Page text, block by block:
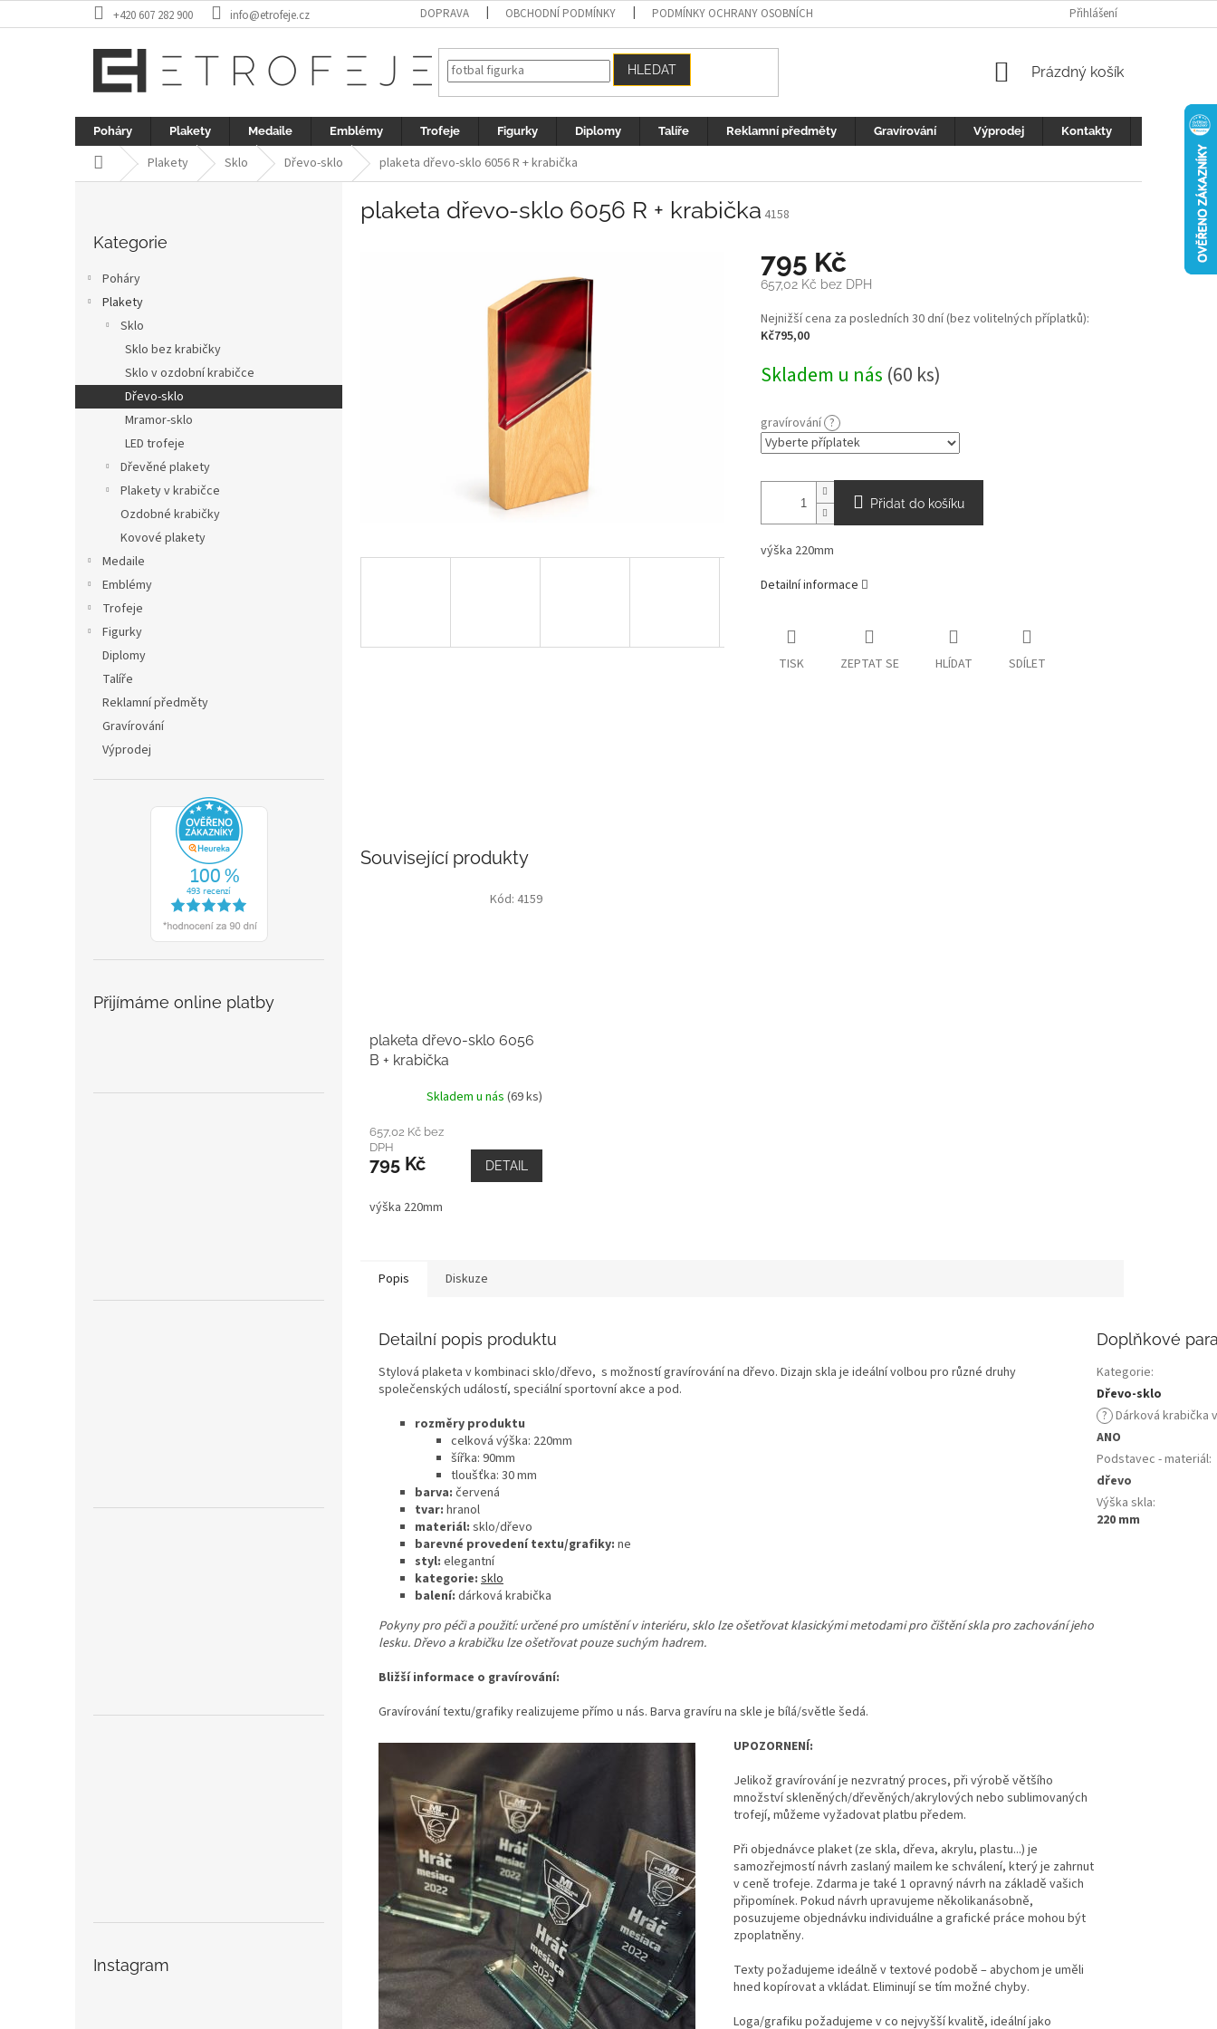
na
+420 607 282 900 info@etrofeje.cz DOPRAVA OBCHODNÍ PODMÍNKY PODMÍNKY OCHRANY OSOBNÍCH ÚDAJŮ REKLAMACE
Přihlášení
HLEDAT
NÁKUPNÍ
Prázdný košík
Poháry Plakety Medaile Emblémy Trofeje Figurky Diplomy Talíře Reklamní předměty Gravírování Výprodej Kontakty
Domů Plakety Sklo Dřevo-sklo plaketa dřevo-sklo 6056 R + krabička
a
n
kategorie
Kategorie
Poháry
Plakety
Sklo
Sklo bez krabičky
Sklo v ozdobní krabičce
Dřevo-sklo
Mramor-sklo
LED trofeje
Dřevěné plakety
Plakety v krabičce
Ozdobné krabičky
Kovové plakety
Medaile
Emblémy
Trofeje
Figurky
Diplomy
Talíře
Reklamní předměty
Gravírování
Výprodej
Přijímáme online platby
Instagram
plaketa dřevo-sklo 6056 R + krabička 4158
795 Kč
657,02 Kč bez DPH
Měrná
cena:
Nejnižší cena za posledních 30 dní (bez volitelných příplatků):
Kč795,00
Skladem u nás (60 ks)
gravírování ?
Přidat do košíku
výška 220mm
Detailní informace
TISK ZEPTAT SE HLÍDAT SDÍLET
Související produkty
plaketa dřevo-sklo 6056
B + krabička
Skladem u nás (69 ks)
657,02 Kč bez
DPH
795 Kč DETAIL
výška 220mm
Kód: 4159
Popis Diskuze
Detailní popis produktu
Stylová plaketa v kombinaci sklo/dřevo, s možností gravírování na dřevo. Dizajn skla je ideální volbou pro různé druhy
společenských událostí, speciální sportovní akce a pod.
rozměry produktu
celková výška: 220mm
šířka: 90mm
tloušťka: 30 mm
barva: červená
tvar: hranol
materiál: sklo/dřevo
barevné provedení textu/grafiky: ne
styl: elegantní
kategorie: sklo
balení: dárková krabička
Pokyny pro péči a použití: určené pro umístění v interiéru, sklo lze ošetřovat klasickými metodami pro čištění skla pro zachování jeho
lesku. Dřevo a krabičku lze ošetřovat pouze suchým hadrem.
Bližší informace o gravírování:
Gravírování textu/grafiky realizujeme přímo u nás. Barva gravíru na skle je bílá/světle šedá.
UPOZORNENÍ:
Jelikož gravírování je nezvratný proces, při výrobě většího
množství skleněných/dřevěných/akrylových nebo sublimovaných
trofejí, můžeme vyžadovat platbu předem.
Při objednávce plaket (ze skla, dřeva, akrylu, plastu...) je
samozřejmostí návrh zaslaný mailem ke schválení, který je zahrnut
v ceně trofeje. Zdarma je také 1 opravný návrh na základě vašich
připomínek. Pokud návrh upravujeme několikanásobně,
posuzujeme objednávku individuálne a grafické práce mohou být
zpoplatněny.
Texty požadujeme ideálně v textové podobě – abychom je uměli
hned kopírovat a vkládat. Eliminují se tím možné chyby.
Loga/grafiku požadujeme v co nejvyšší kvalitě, ideální jako
Doplňkové
Kategorie:
Dřevo-sklo
? Dárková krabička
ANO
Podstavec - materiál:
dřevo
Výška skla:
220 mm